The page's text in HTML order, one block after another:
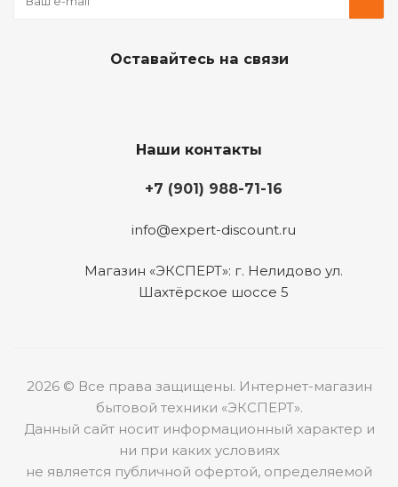
Оставайтесь на связи
Наши контакты
+7 (901) 988-71-16
info@expert-discount.ru
Магазин «ЭКСПЕРТ»: г. Нелидово ул.
Шахтёрское шоссе 5
2026 © Все права защищены. Интернет-магазин
бытовой техники «ЭКСПЕРТ».
Данный сайт носит информационный характер и
ни при каких условиях
не является публичной офертой, определяемой